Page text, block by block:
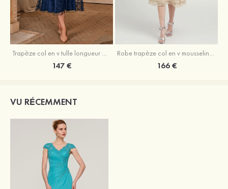
Trapèze col en v tulle longueur mollet robe de mère de la mariée avec appliqué paillettes ceinture
147 €
Robe trapèze col en v mousseline longueur mollet robe de mère de la mariée avec perle
166 €
VU RÉCEMMENT